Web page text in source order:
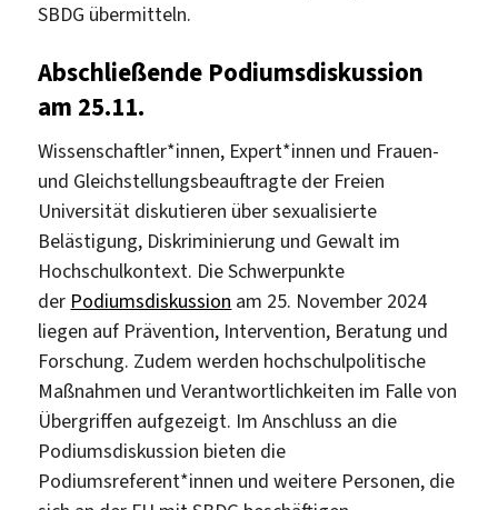
SBDG übermitteln.
Abschließende Podiumsdiskussion
am 25.11.
Wissenschaftler*innen, Expert*innen und Frauen-
und Gleichstellungsbeauftragte der Freien
Universität diskutieren über sexualisierte
Belästigung, Diskriminierung und Gewalt im
Hochschulkontext. Die Schwerpunkte
der Podiumsdiskussion am 25. November 2024
liegen auf Prävention, Intervention, Beratung und
Forschung. Zudem werden hochschulpolitische
Maßnahmen und Verantwortlichkeiten im Falle von
Übergriffen aufgezeigt. Im Anschluss an die
Podiumsdiskussion bieten die
Podiumsreferent*innen und weitere Personen, die